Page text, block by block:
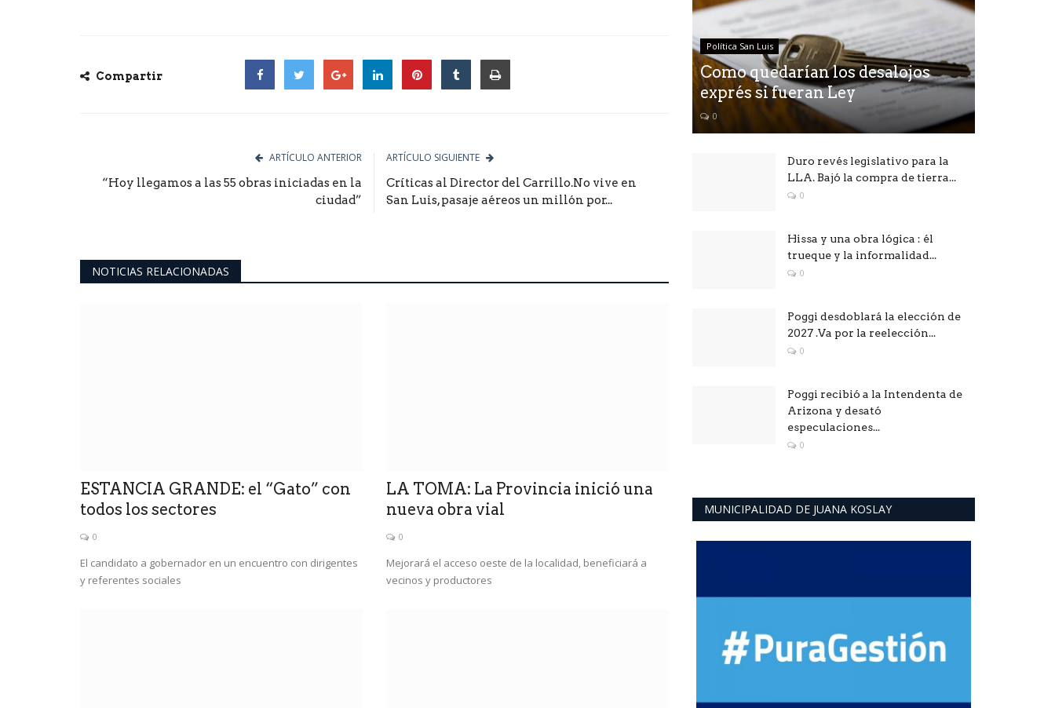
Compartir
ARTÍCULO ANTERIOR
“Hoy llegamos a las 55 obras iniciadas en la
ciudad”
ARTÍCULO SIGUIENTE
Críticas al Director del Carrillo.No vive en
San Luis, pasaje aéreos un millón por...
NOTICIAS RELACIONADAS
ESTANCIA GRANDE: el “Gato” con
todos los sectores
0
El candidato a gobernador en un encuentro con dirigentes
y referentes sociales
LA TOMA: La Provincia inició una
nueva obra vial
0
Mejorará el acceso oeste de la localidad, beneficiará a
vecinos y productores
Política San Luis
Como quedarían los desalojos
exprés si fueran Ley
0
Duro revés legislativo para la
LLA. Bajó la compra de tierra...
0
Hissa y una obra lógica : él
trueque y la informalidad...
0
Poggi desdoblará la elección de
2027 .Va por la reelección...
0
Poggi recibió a la Intendenta de
Arizona y desató
especulaciones...
0
MUNICIPALIDAD DE JUANA KOSLAY